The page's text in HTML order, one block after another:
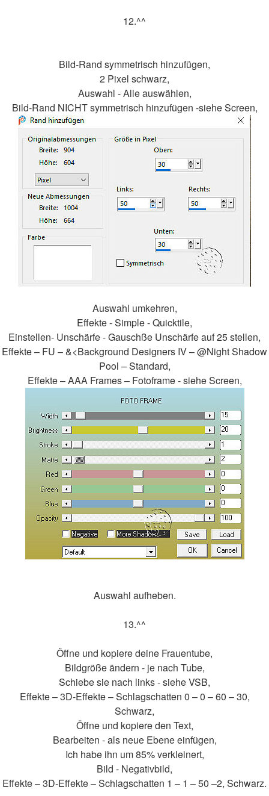
12.^^
Bild-Rand symmetrisch hinzufügen,
2 Pixel schwarz,
Auswahl - Alle auswählen,
Bild-Rand NICHT symmetrisch hinzufügen -siehe Screen,
Auswahl umkehren,
Effekte - Simple - Quicktile,
Einstellen- Unschärfe - Gauschße Unschärfe auf 25 stellen,
Effekte – FU – &<Background Designers IV – @Night Shadow
Pool – Standard,
Effekte – AAA Frames – Fotoframe - siehe Screen,
Auswahl aufheben.
13.^^
Öffne und kopiere deine Frauentube,
Bildgröße ändern - je nach Tube,
Schiebe sie nach links - siehe VSB,
Effekte – 3D-Effekte – Schlagschatten 0 – 0 – 60 – 30,
Schwarz,
Öffne und kopiere den Text,
Bearbeiten - als neue Ebene einfügen,
Ich habe ihn um 85% verkleinert,
Bild - Negativbild,
Effekte – 3D-Effekte – Schlagschatten 1 – 1 – 50 –2, Schwarz.